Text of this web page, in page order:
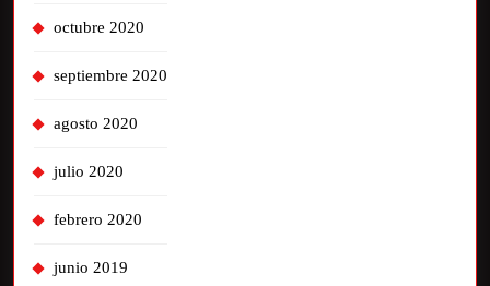
octubre 2020
septiembre 2020
agosto 2020
julio 2020
febrero 2020
junio 2019